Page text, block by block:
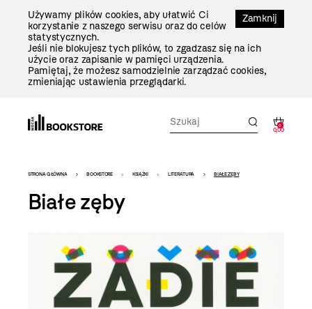
Zamknij
Używamy plików cookies, aby ułatwić Ci
korzystanie z naszego serwisu oraz do celów
statystycznych.
Jeśli nie blokujesz tych plików, to zgadzasz się na ich
użycie oraz zapisanie w pamięci urządzenia.
Pamiętaj, że możesz samodzielnie zarządzać cookies,
zmieniając ustawienia przeglądarki.
0
0,00
Bookstore
-
szablon
szczegóły
STRONA GŁÓWNA BOOKSTORE KSIĄŻKI LITERATURA BIAŁE ZĘBY
Białe zęby